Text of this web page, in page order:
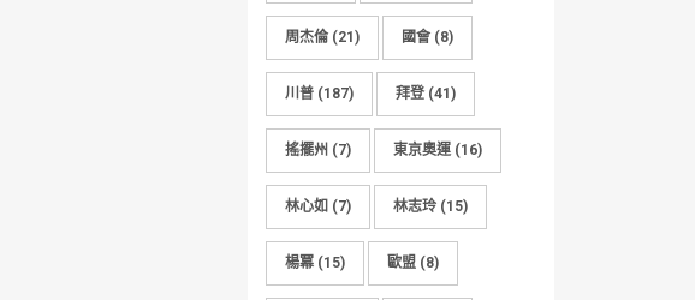
周杰倫 (21) 國會 (8)
川普 (187) 拜登 (41)
搖擺州 (7) 東京奧運(16)
林心如 (7) 林志玲 (15)
楊冪 (15) 歐盟 (8)